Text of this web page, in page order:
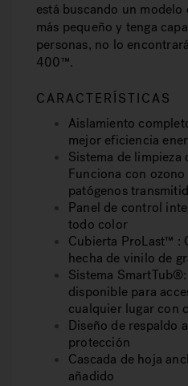
está buscando un modelo
más pequeño y tenga
personas, no lo
400™.
CARACTERÍSTICAS
Aislamiento
mejor eficiencia
Sistema de
Funciona con
patógenos
Panel de control
todo color
Cubierta ProLast™ :
hecha de vinilo de
Sistema
disponible para
cualquier lugar con
Diseño de respaldo
protección
Cascada de hoja
añadido